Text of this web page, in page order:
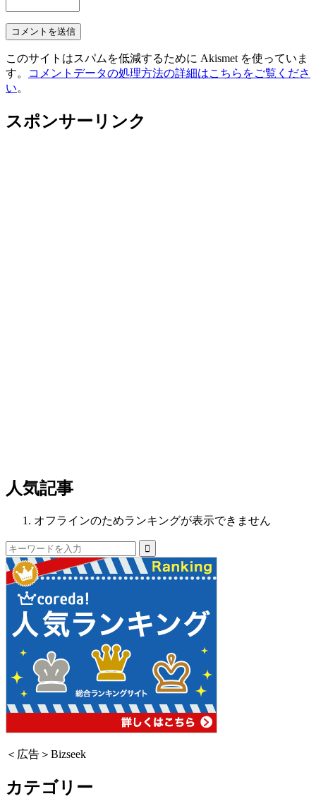
このサイトはスパムを低減するために Akismet を使っていま
す。
コメントデータの処理方法の詳細はこちらをご覧くださ
い。
スポンサーリンク
人気記事
オフラインのためランキングが表示できません
＜広告＞Bizseek
カテゴリー